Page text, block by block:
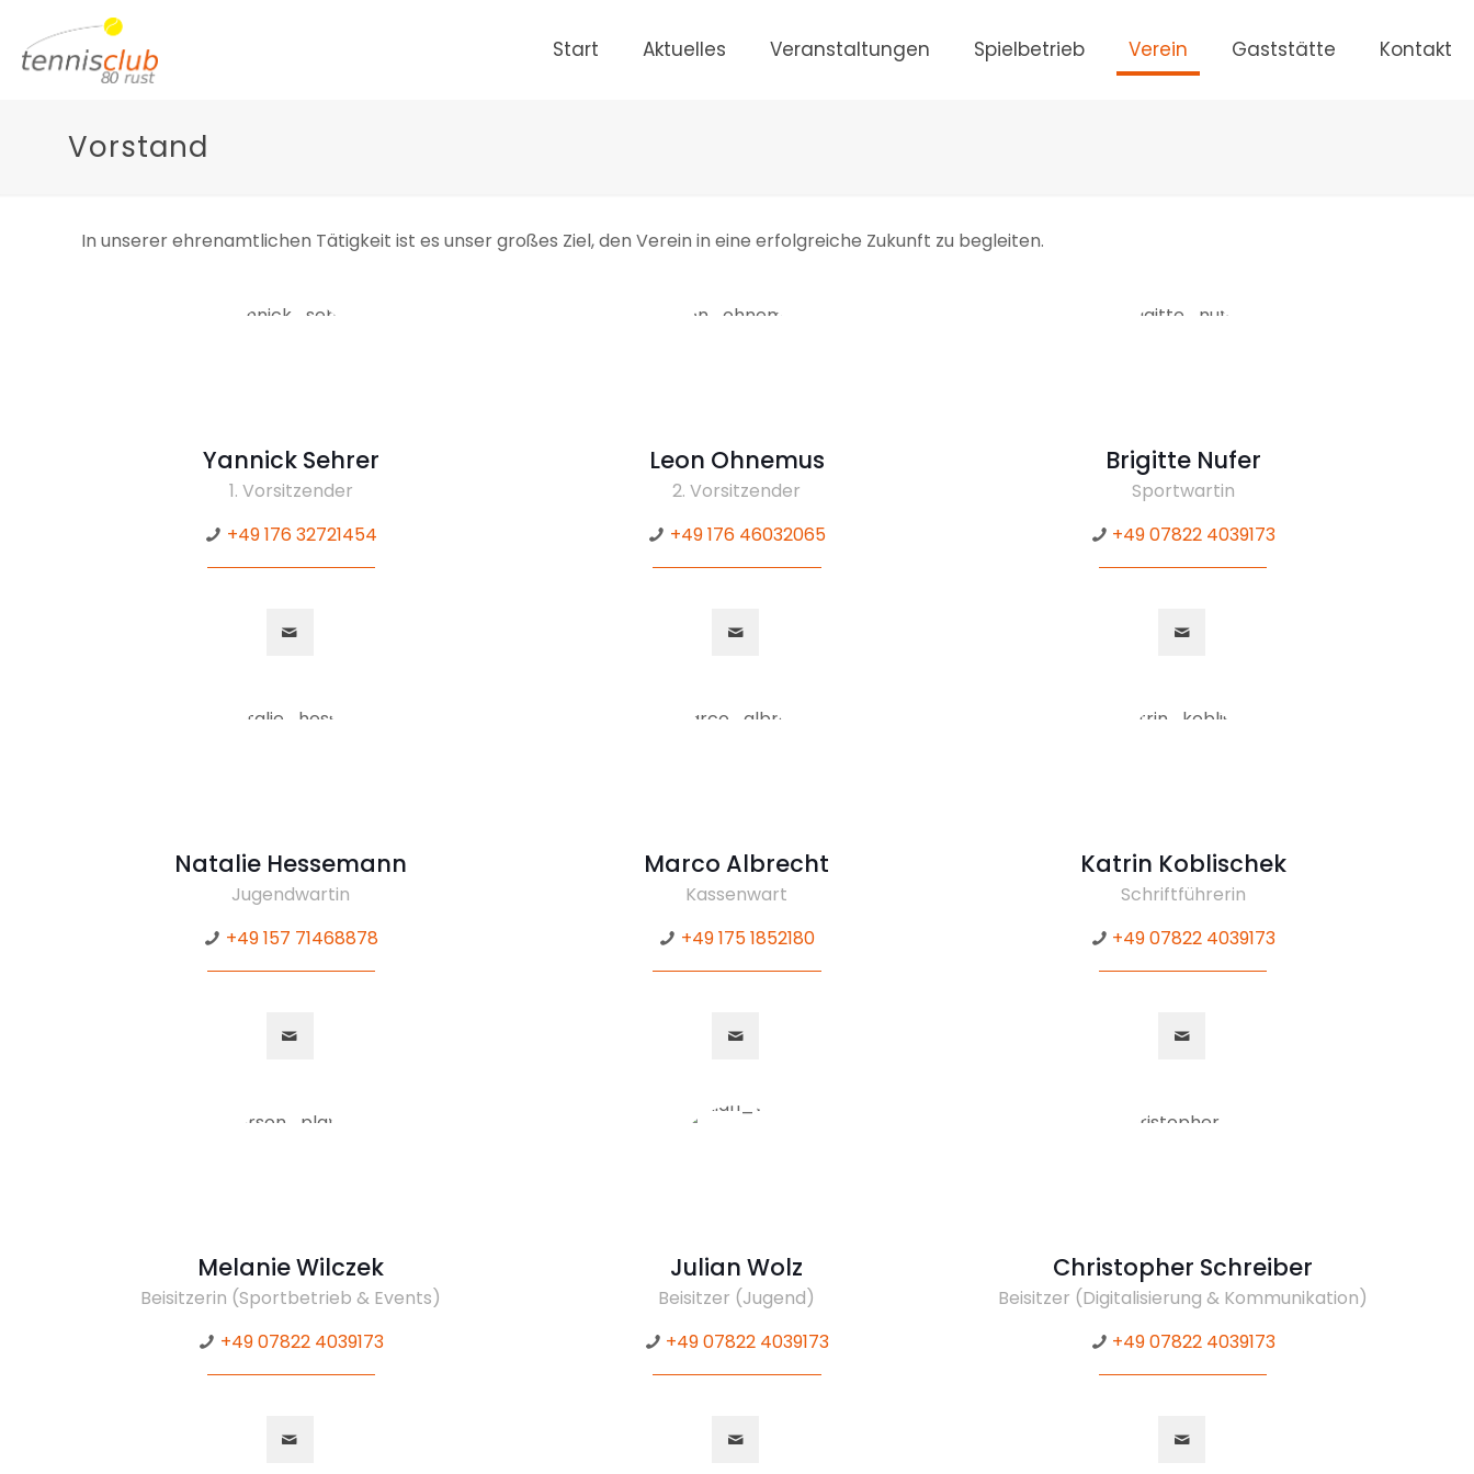
Start Aktuelles Veranstaltungen Spielbetrieb Verein Gaststätte Kontakt
Vorstand
In unserer ehrenamtlichen Tätigkeit ist es unser großes Ziel, den Verein in eine erfolgreiche Zukunft zu begleiten.
Yannick Sehrer
1. Vorsitzender
+49 176 32721454
Leon Ohnemus
2. Vorsitzender
+49 176 46032065
Brigitte Nufer
Sportwartin
+49 07822 4039173
Natalie Hessemann
Jugendwartin
+49 157 71468878
Marco Albrecht
Kassenwart
+49 175 1852180
Katrin Koblischek
Schriftführerin
+49 07822 4039173
Melanie Wilczek
Beisitzerin (Sportbetrieb & Events)
+49 07822 4039173
Julian Wolz
Beisitzer (Jugend)
+49 07822 4039173
Christopher Schreiber
Beisitzer (Digitalisierung & Kommunikation)
+49 07822 4039173